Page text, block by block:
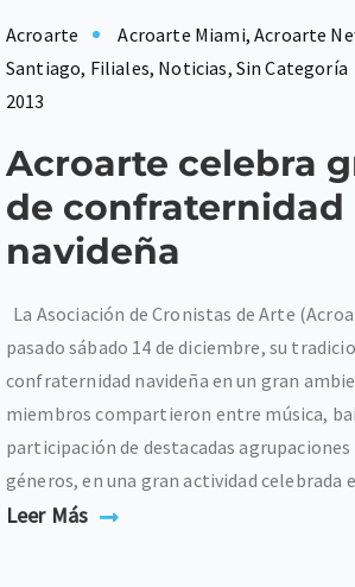
Acroarte Acroarte Miami,Acroarte
Santiago, Filiales, Noticias, Sin Categoría
2013
Acroarte celebra
de confraternidad
navideña
La Asociación de Cronistas de Arte
pasado sábado 14 de diciembre, su
confraternidad navideña en un gran
miembros compartieron entre música,
participación de destacadas
géneros, en una gran actividad celebrada
Leer Más